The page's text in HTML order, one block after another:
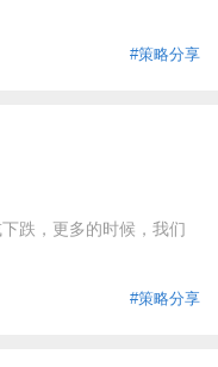
#策略分享
跌，更多的时候，我们
#策略分享